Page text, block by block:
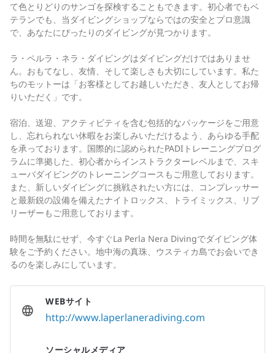
て色とりどりのサンゴを探検することもできます。初心者でもベ
テランでも、当ダイビングショップならではの安全とプロ意識
で、あなたにぴったりのダイビングが見つかります。
ラ・ペルラ・ネラ・ダイビングはダイビングだけではありませ
ん。おもてなし、友情、そして楽しさも大切にしています。私た
ちのモットーは「お客様としてお越しいただき、友人としてお帰
りいただく」です。
宿泊、送迎、アクティビティを含む包括的なパッケージをご用意
し、忘れられない休暇をお楽しみいただけるよう、あらゆる手配
を承っております。国際的に認められたPADIトレーニングプログ
ラムに準拠した、初心者からインストラクターレベルまで、スキ
ューバダイビングのトレーニングコースもご用意しております。
また、新しいダイビングに挑戦されたい方には、コンプレッサー
と最新鋭の設備を備えたナイトロックス、トライミックス、リブ
リーザーもご用意しております。
時間を無駄にせず、今すぐLa Perla Nera Divingでダイビング体
験をご予約ください。地中海の真珠、ウスティカ島でお会いでき
るのを楽しみにしています。
WEBサイト
http://www.laperlaneradiving.com
ソーシャルメディア